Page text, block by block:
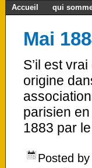
Accueil qui
Mai
S’il est
origine
parisien
1883 par
Posted